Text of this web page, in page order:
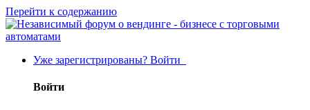
Перейти к содержанию
Уже зарегистрированы? Войти
Войти